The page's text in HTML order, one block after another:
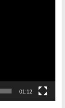
01:12